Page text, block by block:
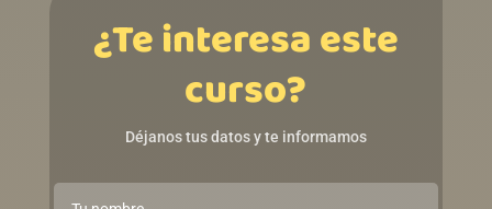
¿Te interesa este
curso?
Déjanos tus datos y te informamos